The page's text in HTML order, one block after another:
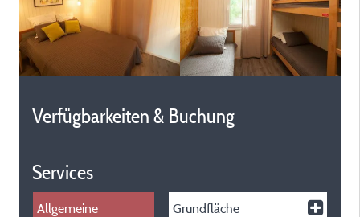
Verfügbarkeiten & Buchung
Services
Allgemeine
Grundfläche